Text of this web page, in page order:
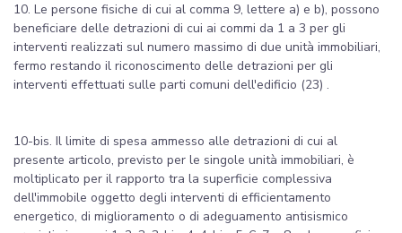
10. Le persone fisiche di cui al comma 9, lettere a) e b), possono
beneficiare delle detrazioni di cui ai commi da 1 a 3 per gli
interventi realizzati sul numero massimo di due unità immobiliari,
fermo restando il riconoscimento delle detrazioni per gli
interventi effettuati sulle parti comuni dell'edificio (23) .
10-bis. Il limite di spesa ammesso alle detrazioni di cui al
presente articolo, previsto per le singole unità immobiliari, è
moltiplicato per il rapporto tra la superficie complessiva
dell'immobile oggetto degli interventi di efficientamento
energetico, di miglioramento o di adeguamento antisismico